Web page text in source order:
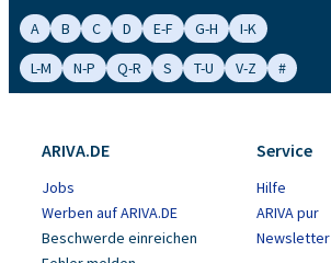
A B C D E-F G-H
I-K
L-M
N-P Q-R S T-U V-Z #
ARIVA.DE
Jobs
Werben auf ARIVA.DE
Beschwerde einreichen
Service
Hilfe
ARIVA pur
Newsletter